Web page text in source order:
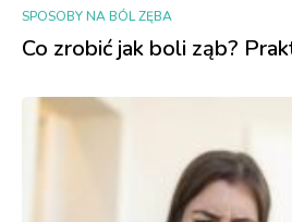
SPOSOBY NA BÓL ZĘBA
Co zrobić jak boli ząb?